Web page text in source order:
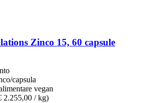
Zinco 15, 60 capsule
capsula
vegan
2.255,00 / kg)